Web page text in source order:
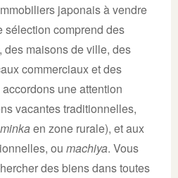
japonais à vendre
sélection comprend des
maisons de ville, des
commerciaux et des
une attention
vacantes traditionnelles,
en zone rurale), et aux
ou machiya. Vous
des biens dans toutes